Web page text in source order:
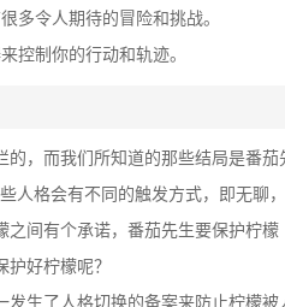
多令人期待的冒险和挑战。
控制你的行动和轨迹。
，而我们所知道的那些结局是番
人格会有不同的触发方式，即无聊
之间有个承诺，番茄先生要保护柠檬
好柠檬呢？
生了人格切换的备案来防止柠檬被